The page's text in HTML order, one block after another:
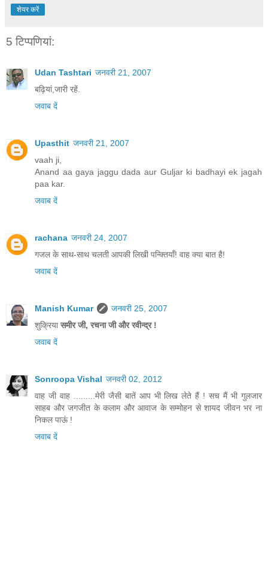
शेयर करें
5 टिप्‍पणियां:
Udan Tashtari जनवरी 21, 2007
बढ़ियां,जारी रहें.
जवाब दें
Upasthit जनवरी 21, 2007
vaah ji,
Anand aa gaya jaggu dada aur Guljar ki badhayi ek jagah
paa kar.
जवाब दें
rachana जनवरी 24, 2007
गजल के साथ-साथ चलती आपकी लिखी पन्क्तियाँ! वाह क्या बात है!
जवाब दें
Manish Kumar
जनवरी 25, 2007
शुक्रियासमीर जी, रचना जी और रवीन्द्र !
जवाब दें
Sonroopa Vishal जनवरी 02, 2012
वाह जी वाह .........मेरी जैसी बातें आप भी लिख लेते हैं ! सच मैं भी गुलजार
साहब और जगजीत के कलाम और आवाज के सम्मोहन से शायद जीवन भर ना
निकल पाऊं !
जवाब दें